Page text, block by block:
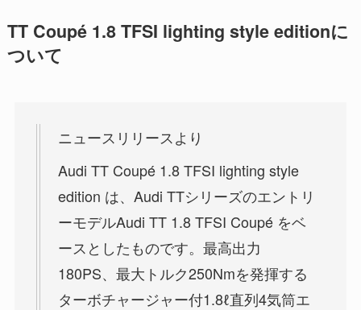
TT Coupé 1.8 TFSI lighting style editionに
ついて
ニュースリリースより
Audi TT Coupé 1.8 TFSI lighting style
edition は、Audi TTシリーズのエントリ
ーモデルAudi TT 1.8 TFSI Coupé をベ
ースとしたものです。最高出力
180PS、最大トルク250Nmを発揮する
ターボチャージャー付1.8ℓ直列4気筒エ